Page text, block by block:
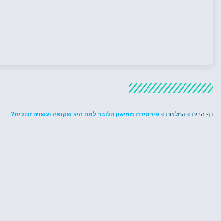
דף הבית » המלצות » פירמידת מוזיאון הלובר למה היא שקופה ועשויה זכוכית?